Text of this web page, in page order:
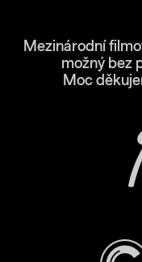
Mezinárodní
možný bez
Moc